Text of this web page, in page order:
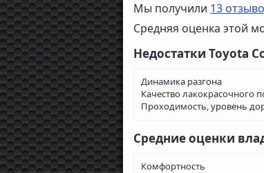
Мы получили 13
Средняя оценка этой
Недостатки Toyota
Динамика разгона
Качество лакокрасочного
Проходимость, уровень
Средние оценки
Комфортность